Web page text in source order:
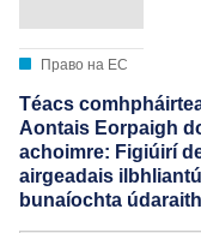
Право на ЕС
Téacs
Aontais Eorpaigh
achoimre: Figiúirí
airgeadais
bunaíochta